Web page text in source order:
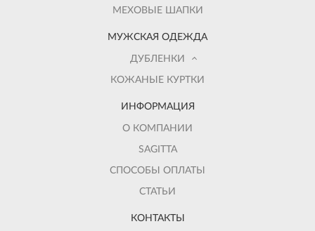
МЕХОВЫЕ ШАПКИ
МУЖСКАЯ ОДЕЖДА
ДУБЛЕНКИ
КОЖАНЫЕ КУРТКИ
ИНФОРМАЦИЯ
О КОМПАНИИ
SAGITTA
СПОСОБЫ ОПЛАТЫ
СТАТЬИ
КОНТАКТЫ